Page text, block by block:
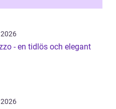
- en tidlös och elegant